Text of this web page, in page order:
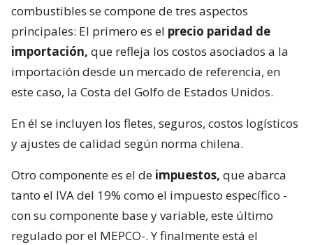
combustibles se compone de tres aspectos
principales: El primero es el precio paridad de
importación, que refleja los costos asociados a la
importación desde un mercado de referencia, en
este caso, la Costa del Golfo de Estados Unidos.
En él se incluyen los fletes, seguros, costos logísticos
y ajustes de calidad según norma chilena.
Otro componente es el de impuestos, que abarca
tanto el IVA del 19% como el impuesto específico -
con su componente base y variable, este último
regulado por el MEPCO-. Y finalmente está el